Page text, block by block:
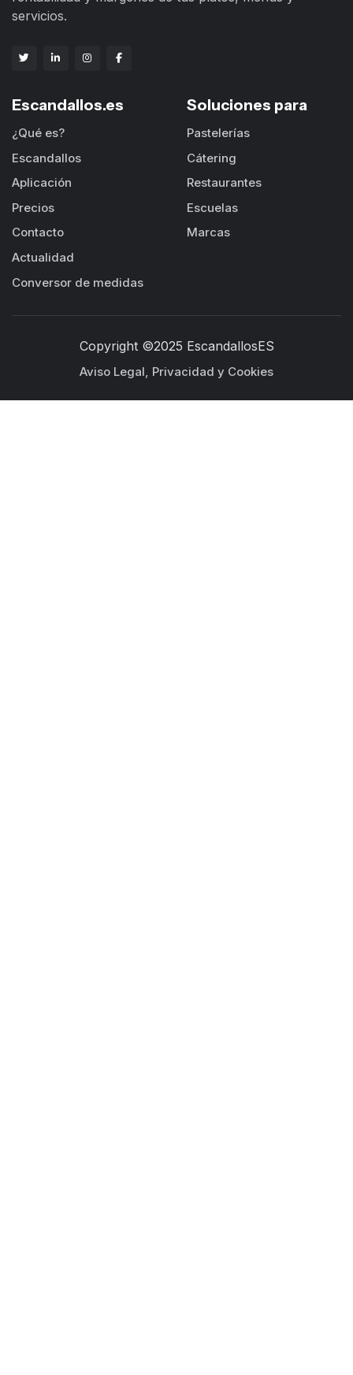
servicios.
Escandallos.es
¿Qué es?
Escandallos
Aplicación
Precios
Contacto
Actualidad
Conversor de medidas
Soluciones para
Pastelerías
Cátering
Restaurantes
Escuelas
Marcas
Copyright ©2025 EscandallosES
Aviso Legal, Privacidad y Cookies